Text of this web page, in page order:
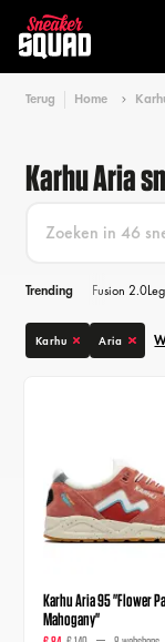
Terug Home
Karhu Aria
Trending Fusion 2.0
Karhu Aria
Karhu Aria 95 "Flower
Mahogany"